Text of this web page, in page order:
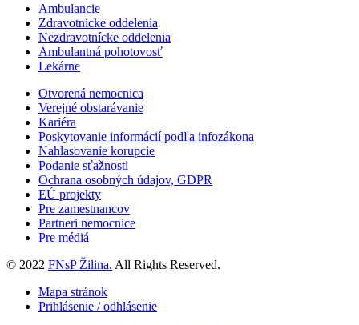
Ambulancie
Zdravotnícke oddelenia
Nezdravotnícke oddelenia
Ambulantná pohotovosť
Lekárne
Otvorená nemocnica
Verejné obstarávanie
Kariéra
Poskytovanie informácií podľa infozákona
Nahlasovanie korupcie
Podanie sťažnosti
Ochrana osobných údajov, GDPR
EÚ projekty
Pre zamestnancov
Partneri nemocnice
Pre médiá
© 2022 FNsP Žilina. All Rights Reserved.
Mapa stránok
Prihlásenie / odhlásenie